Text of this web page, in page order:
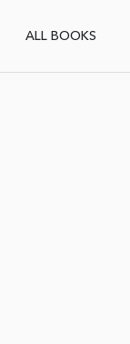
ALL BOOKS